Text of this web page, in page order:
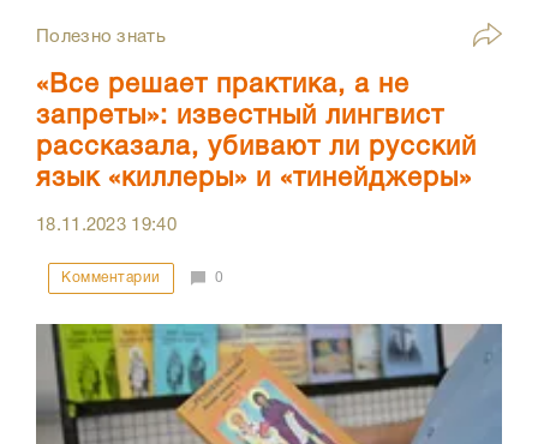
Полезно знать
«Все решает практика, а не
запреты»: известный лингвист
рассказала, убивают ли русский
язык «киллеры» и «тинейджеры»
18.11.2023 19:40
Комментарии 0